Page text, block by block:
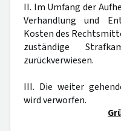
II. Im Umfang der
Verhandlung und
Kosten des
zuständige
zurückverwiesen.
III. Die weiter
wird verworfen.